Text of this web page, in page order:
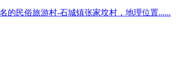
的民俗旅游村-石城镇张家坟村，地理位置......